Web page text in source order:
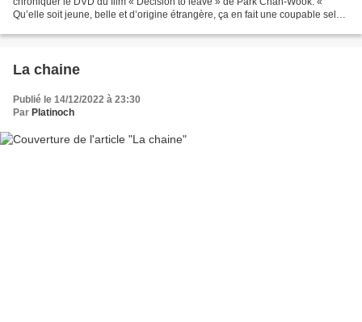
Qu’elle soit jeune, belle et d’origine étrangère, ça en fait une coupable selon
La chaine
Publié le 14/12/2022 à 23:30
Par Platinoch